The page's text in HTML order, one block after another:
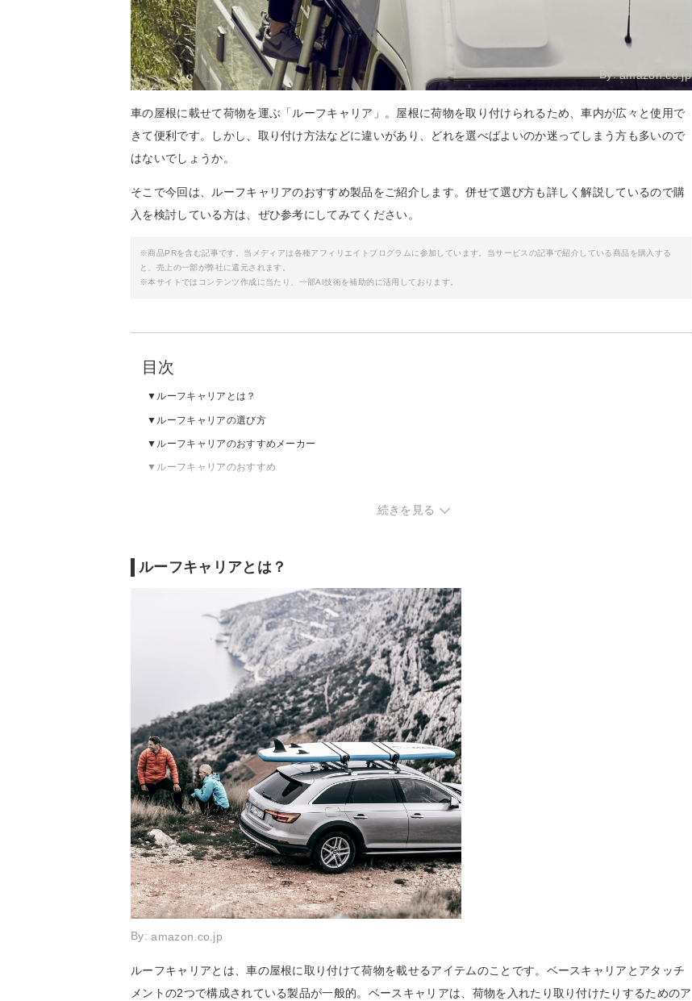
By:amazon.co.jp
車の屋根に載せて荷物を運ぶ「ルーフキャリア」。屋根に荷物を取り付けられるため、車内が広々と使用で
きて便利です。しかし、取り付け方法などに違いがあり、どれを選べばよいのか迷ってしまう方も多いので
はないでしょうか。
そこで今回は、ルーフキャリアのおすすめ製品をご紹介します。併せて選び方も詳しく解説しているので購
入を検討している方は、ぜひ参考にしてみてください。
※商品PRを含む記事です。当メディアは各種アフィリエイトプログラムに参加しています。当サービスの記事で紹介している商品を購入する
と、売上の一部が弊社に還元されます。
※本サイトではコンテンツ作成に当たり、一部AI技術を補助的に活用しております。
目次
ルーフキャリアとは？
ルーフキャリアの選び方
ルーフキャリアのおすすめメーカー
ルーフキャリアのおすすめ
続きを見る
ルーフキャリアとは？
By:amazon.co.jp
ルーフキャリアとは、車の屋根に取り付けて荷物を載せるアイテムのことです。ベースキャリアとアタッチ
メントの2つで構成されている製品が一般的。ベースキャリアは、荷物を入れたり取り付けたりするためのア